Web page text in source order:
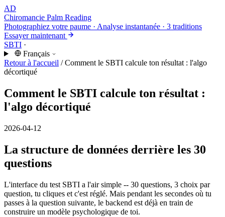
AD
Chiromancie Palm Reading
Photographiez votre paume · Analyse instantanée · 3 traditions
Essayer maintenant
SBTI ·
Français
Retour à l'accueil / Comment le SBTI calcule ton résultat : l'algo
décortiqué
Comment le SBTI calcule ton résultat :
l'algo décortiqué
2026-04-12
La structure de données derrière les 30
questions
L'interface du test SBTI a l'air simple -- 30 questions, 3 choix par
question, tu cliques et c'est réglé. Mais pendant les secondes où tu
passes à la question suivante, le backend est déjà en train de
construire un modèle psychologique de toi.